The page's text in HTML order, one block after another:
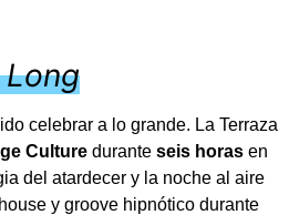
celebrar a lo grande. La Terraza
Culture durante seis horas en
del atardecer y la noche al aire
y groove hipnótico durante